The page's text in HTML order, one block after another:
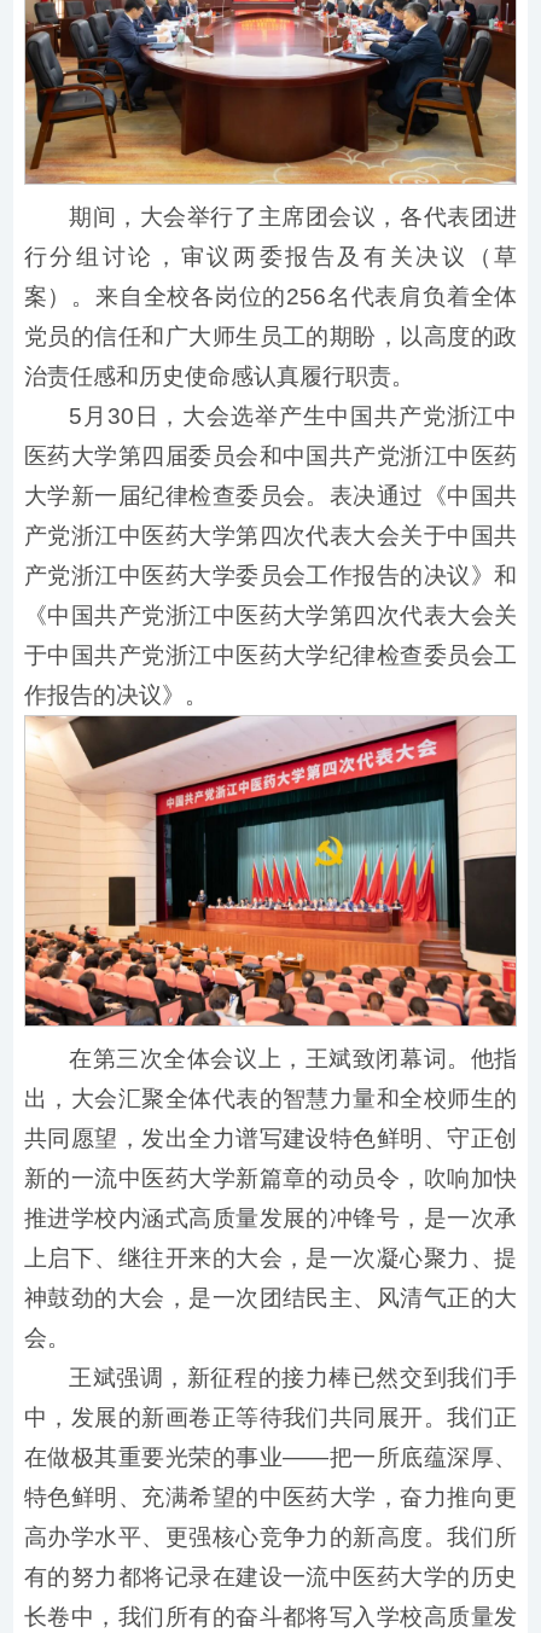
期间，大会举行了主席团会议，各代表团进
行分组讨论，审议两委报告及有关决议（草
案）。来自全校各岗位的256名代表肩负着全体
党员的信任和广大师生员工的期盼，以高度的政
治责任感和历史使命感认真履行职责。
5月30日，大会选举产生中国共产党浙江中
医药大学第四届委员会和中国共产党浙江中医药
大学新一届纪律检查委员会。表决通过《中国共
产党浙江中医药大学第四次代表大会关于中国共
产党浙江中医药大学委员会工作报告的决议》和
《中国共产党浙江中医药大学第四次代表大会关
于中国共产党浙江中医药大学纪律检查委员会工
作报告的决议》。
在第三次全体会议上，王斌致闭幕词。他指
出，大会汇聚全体代表的智慧力量和全校师生的
共同愿望，发出全力谱写建设特色鲜明、守正创
新的一流中医药大学新篇章的动员令，吹响加快
推进学校内涵式高质量发展的冲锋号，是一次承
上启下、继往开来的大会，是一次凝心聚力、提
神鼓劲的大会，是一次团结民主、风清气正的大
会。
王斌强调，新征程的接力棒已然交到我们手
中，发展的新画卷正等待我们共同展开。我们正
在做极其重要光荣的事业——把一所底蕴深厚、
特色鲜明、充满希望的中医药大学，奋力推向更
高办学水平、更强核心竞争力的新高度。我们所
有的努力都将记录在建设一流中医药大学的历史
长卷中，我们所有的奋斗都将写入学校高质量发